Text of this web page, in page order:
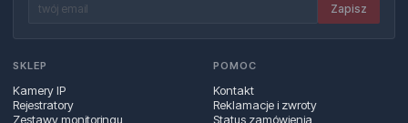
Zapisz
SKLEP
Kamery IP
Rejestratory
Zestawy monitoringu
POMOC
Kontakt
Reklamacje i zwroty
Status zamówienia